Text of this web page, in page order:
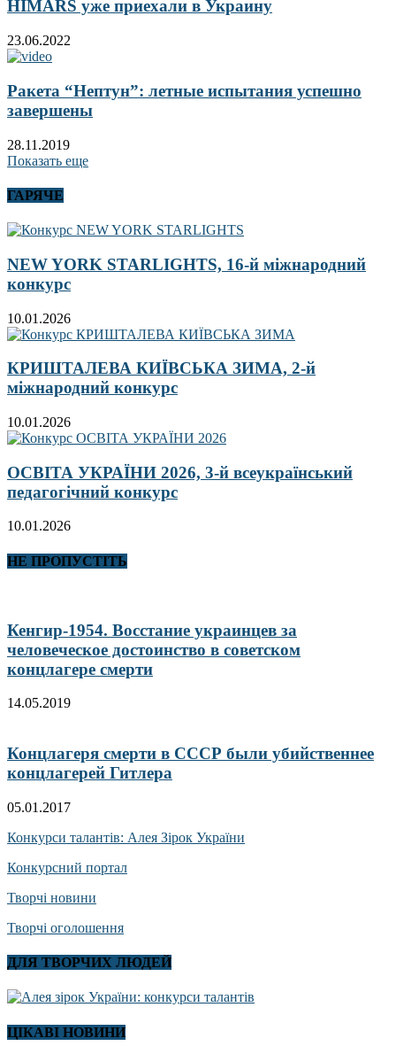
HIMARS уже приехали в Украину
23.06.2022
Ракета “Нептун”: летные испытания успешно
завершены
28.11.2019
Показать еще
ГАРЯЧЕ
NEW YORK STARLIGHTS, 16-й міжнародний
конкурс
10.01.2026
КРИШТАЛЕВА КИЇВСЬКА ЗИМА, 2-й
міжнародний конкурс
10.01.2026
ОСВІТА УКРАЇНИ 2026, 3-й всеукраїнський
педагогічний конкурс
10.01.2026
НЕ ПРОПУСТІТЬ
Кенгир-1954. Восстание украинцев за
человеческое достоинство в советском
концлагере смерти
14.05.2019
Концлагеря смерти в СССР были убийственнее
концлагерей Гитлера
05.01.2017
Конкурси талантів: Алея Зірок України
Конкурсний портал
Творчі новини
Творчі оголошення
ДЛЯ ТВОРЧИХ ЛЮДЕЙ
ЦІКАВІ НОВИНИ